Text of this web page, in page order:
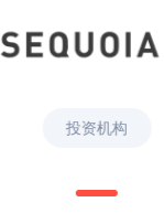
投资机构